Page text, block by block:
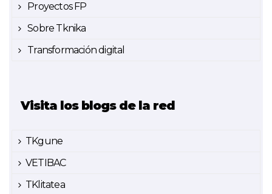
Proyectos FP
Sobre Tknika
Transformación digital
Visita los blogs de la red
TKgune
VETIBAC
TKlitatea